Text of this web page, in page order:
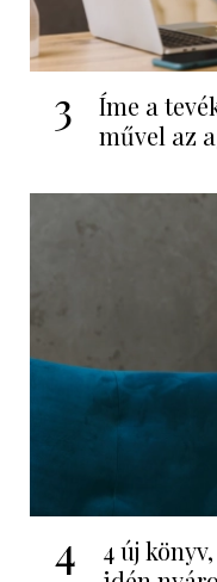
3
Íme a
művel az
4
4 új